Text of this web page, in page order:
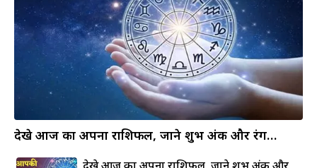
देखे आज का अपना राशिफल, जाने शुभ अंक और रंग…